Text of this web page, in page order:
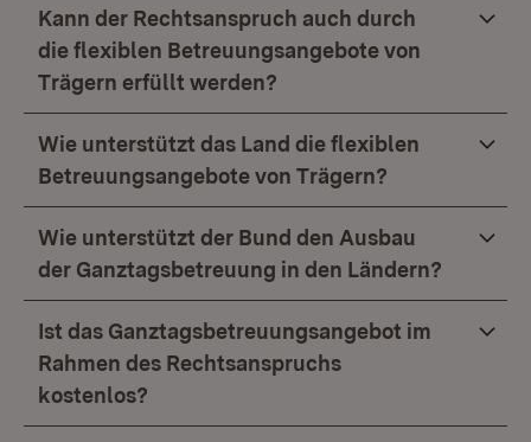
Kann der Rechtsanspruch auch durch
die flexiblen Betreuungsangebote von
Trägern erfüllt werden?
Wie unterstützt das Land die flexiblen
Betreuungsangebote von Trägern?
Wie unterstützt der Bund den Ausbau
der Ganztagsbetreuung in den Ländern?
Ist das Ganztagsbetreuungsangebot im
Rahmen des Rechtsanspruchs
kostenlos?